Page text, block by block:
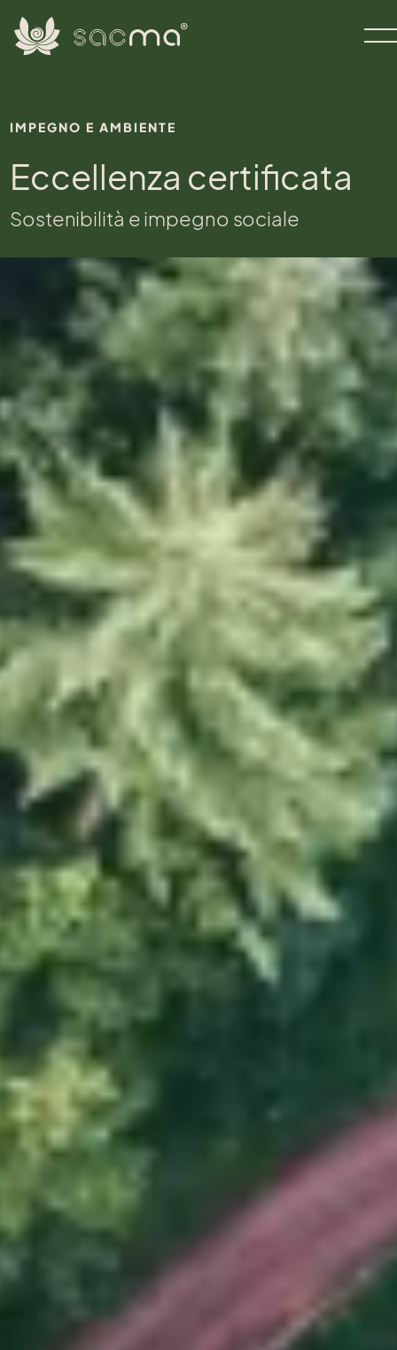
IMPEGNO E AMBIENTE
Eccellenza certificata
Sostenibilità e impegno sociale